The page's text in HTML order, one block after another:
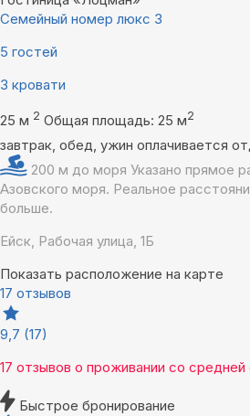
Семейный номер люкс 3
5 гостей
3 кровати
25 м 2 Общая площадь: 25 м2
завтрак, обед, ужин оплачивается
200 м до моря Указано прямое
Азовского моря. Реальное
больше.
Ейск, Рабочая улица, 1Б
Показать расположение на карте
17 отзывов
9,7 (17)
17 отзывов о проживании со средней
Быстрое бронирование